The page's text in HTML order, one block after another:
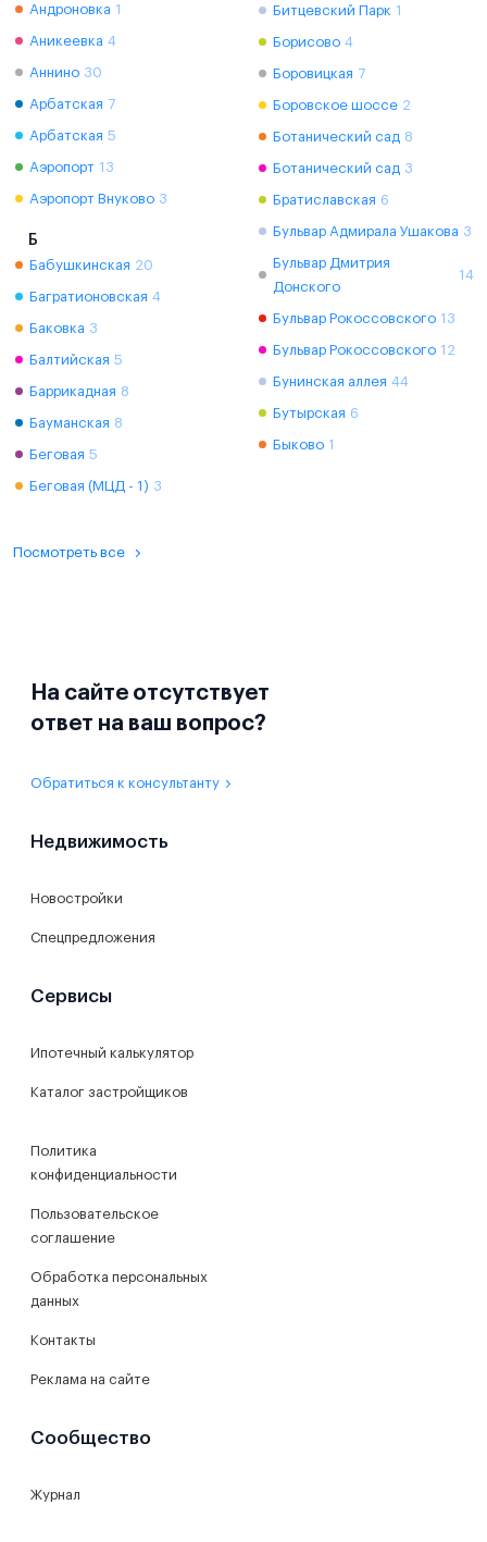
Андроновка 1
Аникеевка 4
Аннино 30
Арбатская 7
Арбатская 5
Аэропорт 13
Аэропорт Внуково 3
Б
Бабушкинская 20
Багратионовская 4
Баковка 3
Балтийская 5
Баррикадная 8
Бауманская 8
Беговая 5
Беговая (МЦД - 1) 3
Битцевский Парк 1
Борисово 4
Боровицкая 7
Боровское шоссе 2
Ботанический сад 8
Ботанический сад 3
Братиславская 6
Бульвар Адмирала Ушакова 3
Бульвар Дмитрия
Донского
14
Бульвар Рокоссовского 13
Бульвар Рокоссовского 12
Бунинская аллея 44
Бутырская 6
Быково 1
Посмотреть все
На сайте отсутствует
ответ на ваш вопрос?
Обратиться к консультанту
Недвижимость
Новостройки
Спецпредложения
Сервисы
Ипотечный калькулятор
Каталог застройщиков
Политика
конфиденциальности
Пользовательское
соглашение
Обработка персональных
данных
Контакты
Реклама на сайте
Сообщество
Журнал